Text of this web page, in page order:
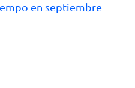
en septiembre